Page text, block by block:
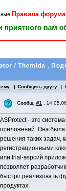
Правила форума
приятного вам
/ Themida ,
Сообщить другу
Сообщ. #1 ,
ASProtect - это
приложений. Она была
решения таких задач,
регистрационными
или trial-версий
позволяет
быстро реализовать
продуктах.